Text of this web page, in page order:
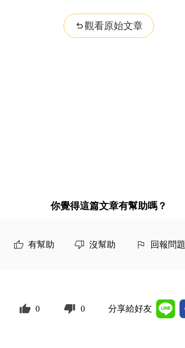
觀看原始文章
你覺得這篇文章有幫助嗎？
有幫助 沒幫助 回報問題
0 0 分享給好友